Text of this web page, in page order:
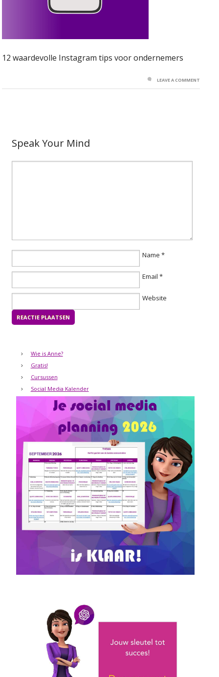
12 waardevolle Instagram tips voor ondernemers
LEAVE A COMMENT
Speak Your Mind
Name *
Email *
Website
Wie is Anne?
Gratis!
Cursussen
Social Media Kalender